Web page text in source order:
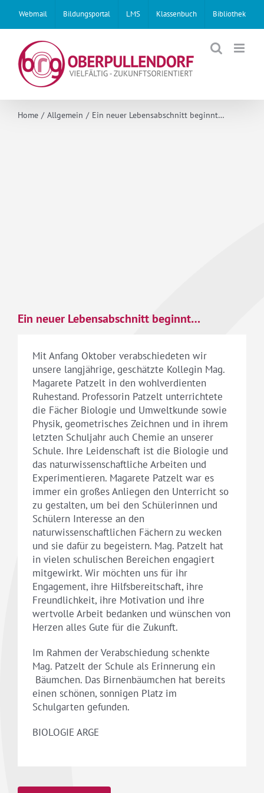
content
Webmail Bildungsportal LMS Klassenbuch Bibliothek
Home Allgemein Ein neuer Lebensabschnitt beginnt…
Ein neuer Lebensabschnitt beginnt…
Mit Anfang Oktober verabschiedeten wir
unsere langjährige, geschätzte Kollegin Mag.
Magarete Patzelt in den wohlverdienten
Ruhestand. Professorin Patzelt unterrichtete
die Fächer Biologie und Umweltkunde sowie
Physik, geometrisches Zeichnen und in ihrem
letzten Schuljahr auch Chemie an unserer
Schule. Ihre Leidenschaft ist die Biologie und
das naturwissenschaftliche Arbeiten und
Experimentieren. Magarete Patzelt war es
immer ein großes Anliegen den Unterricht so
zu gestalten, um bei den Schülerinnen und
Schülern Interesse an den
naturwissenschaftlichen Fächern zu wecken
und sie dafür zu begeistern. Mag. Patzelt hat
in vielen schulischen Bereichen engagiert
mitgewirkt. Wir möchten uns für ihr
Engagement, ihre Hilfsbereitschaft, ihre
Freundlichkeit, ihre Motivation und ihre
wertvolle Arbeit bedanken und wünschen von
Herzen alles Gute für die Zukunft.
Im Rahmen der Verabschiedung schenkte
Mag. Patzelt der Schule als Erinnerung ein
Bäumchen. Das Birnenbäumchen hat bereits
einen schönen, sonnigen Platz im
Schulgarten gefunden.
BIOLOGIE ARGE